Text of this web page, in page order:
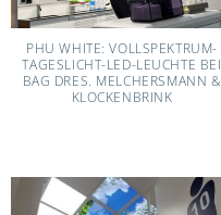
PHU WHITE: VOLLSPEKTRUM-
TAGESLICHT-LED-LEUCHTE BEI
BAG DRES. MELCHERSMANN &
KLOCKENBRINK